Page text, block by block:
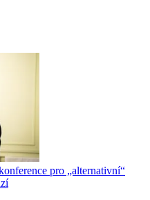
pro „alternativní“